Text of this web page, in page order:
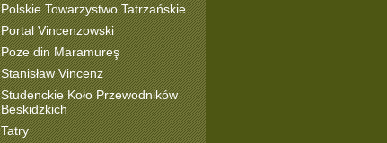
Polskie Towarzystwo Tatrzańskie
Portal Vincenzowski
Poze din Maramureş
Stanisław Vincenz
Studenckie Koło Przewodników
Beskidzkich
Tatry